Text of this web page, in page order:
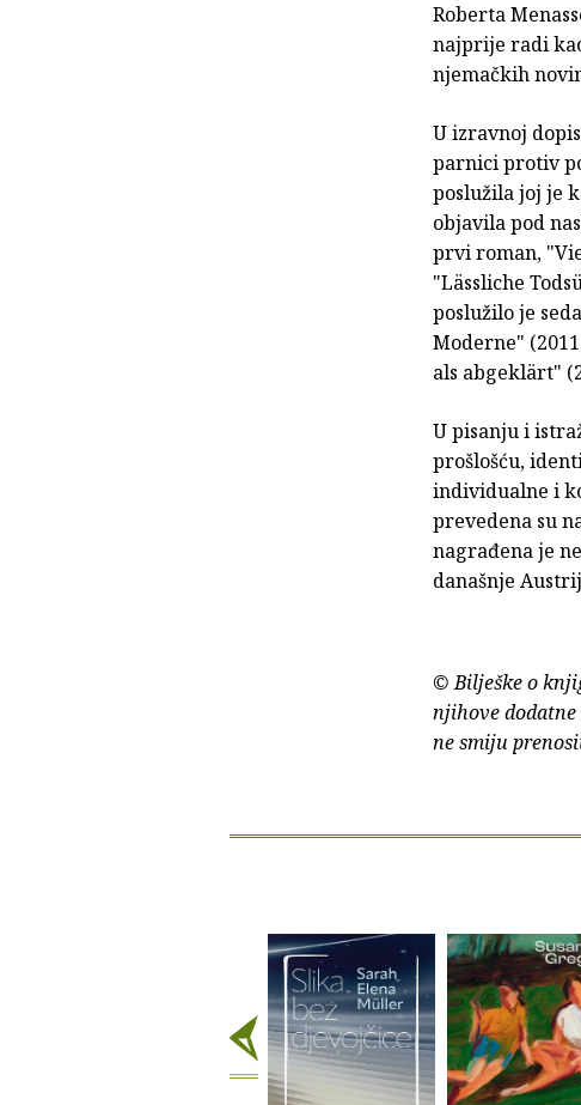
Roberta
najprije radi
njemačkih
U izravnoj
parnici protiv
poslužila joj je
objavila pod
prvi roman,
"Lässliche
poslužilo je
Moderne"
als abgeklärt"
U pisanju i
prošlošću,
individualne i
prevedena su
nagrađena je
današnje
© Bilješke o
njihove
ne smiju